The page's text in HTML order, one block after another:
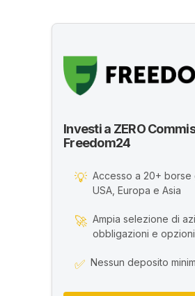
Investi a ZERO
Freedom24
💡 Accesso a 20+ borse
USA, Europa e Asia
🚀 Ampia selezione di
obbligazioni e
✅ Nessun deposito